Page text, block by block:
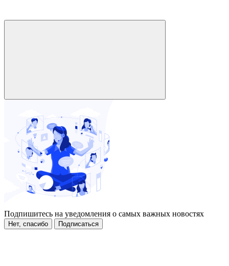
Подпишитесь на уведомления о самых важных новостях
Нет, спасибо Подписаться